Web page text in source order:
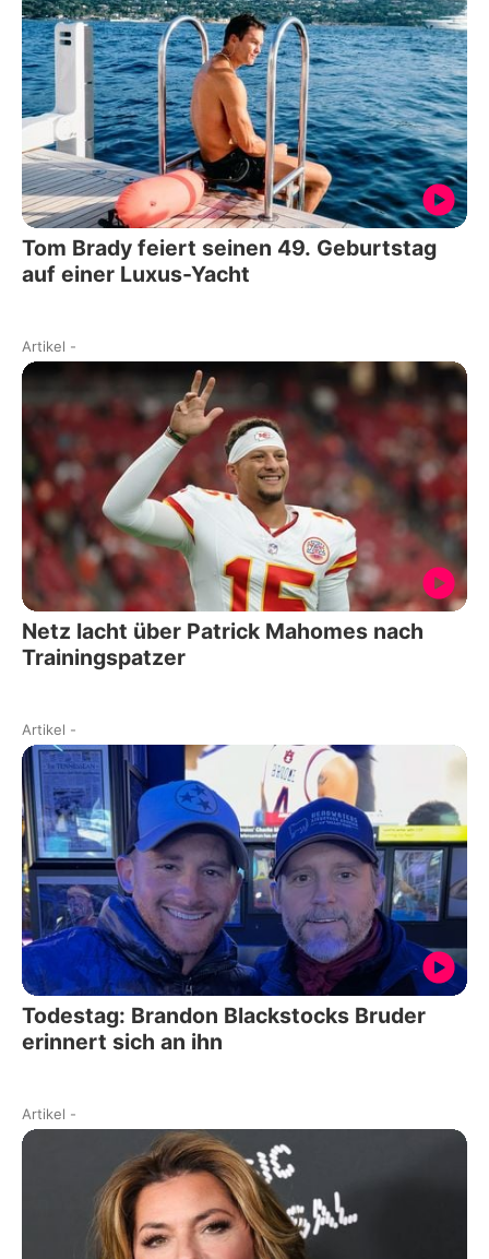
Tom Brady feiert seinen 49. Geburtstag
auf einer Luxus-Yacht
Artikel -
Netz lacht über Patrick Mahomes nach
Trainingspatzer
Artikel -
Todestag: Brandon Blackstocks Bruder
erinnert sich an ihn
Artikel -